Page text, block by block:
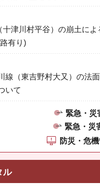
十津川村平谷）の崩土によ
有り)
線（東吉野村大又）の法
いて
緊急・災
緊急・災
防災・危
ル